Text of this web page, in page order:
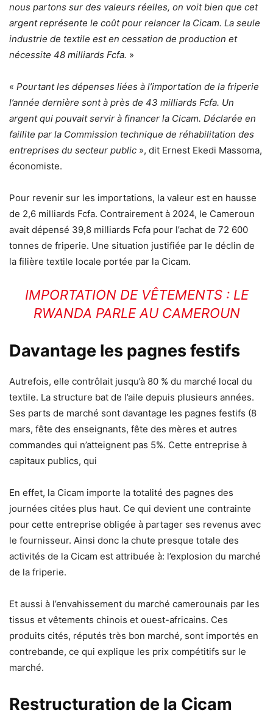
nous partons sur des valeurs réelles, on voit bien que cet
argent représente le coût pour relancer la Cicam. La seule
industrie de textile est en cessation de production et
nécessite 48 milliards Fcfa. »
« Pourtant les dépenses liées à l’importation de la friperie
l’année dernière sont à près de 43 milliards Fcfa. Un
argent qui pouvait servir à financer la Cicam. Déclarée en
faillite par la Commission technique de réhabilitation des
entreprises du secteur public », dit Ernest Ekedi Massoma,
économiste.
Pour revenir sur les importations, la valeur est en hausse
de 2,6 milliards Fcfa. Contrairement à 2024, le Cameroun
avait dépensé 39,8 milliards Fcfa pour l’achat de 72 600
tonnes de friperie. Une situation justifiée par le déclin de
la filière textile locale portée par la Cicam.
IMPORTATION DE VÊTEMENTS : LE
RWANDA PARLE AU CAMEROUN
Davantage les pagnes festifs
Autrefois, elle contrôlait jusqu’à 80 % du marché local du
textile. La structure bat de l’aile depuis plusieurs années.
Ses parts de marché sont davantage les pagnes festifs (8
mars, fête des enseignants, fête des mères et autres
commandes qui n’atteignent pas 5%. Cette entreprise à
capitaux publics, qui
En effet, la Cicam importe la totalité des pagnes des
journées citées plus haut. Ce qui devient une contrainte
pour cette entreprise obligée à partager ses revenus avec
le fournisseur. Ainsi donc la chute presque totale des
activités de la Cicam est attribuée à: l’explosion du marché
de la friperie.
Et aussi à l’envahissement du marché camerounais par les
tissus et vêtements chinois et ouest-africains. Ces
produits cités, réputés très bon marché, sont importés en
contrebande, ce qui explique les prix compétitifs sur le
marché.
Restructuration de la Cicam